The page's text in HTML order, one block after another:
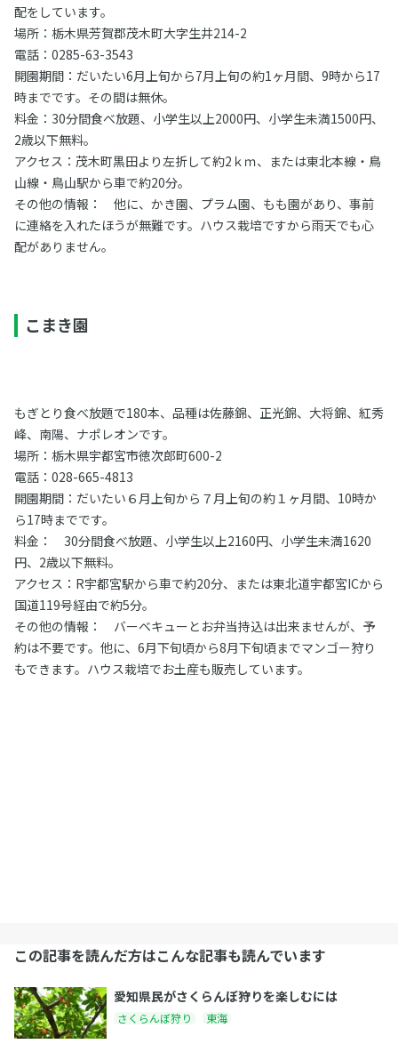
配をしています。
場所：栃木県芳賀郡茂木町大字生井214-2
電話：0285-63-3543
開園期間：だいたい6月上旬から7月上旬の約1ヶ月間、9時から17
時までです。その間は無休。
料金：30分間食べ放題、小学生以上2000円、小学生未満1500円、
2歳以下無料。
アクセス：茂木町黒田より左折して約2ｋｍ、または東北本線・鳥
山線・鳥山駅から車で約20分。
その他の情報： 他に、かき園、プラム園、もも園があり、事前
に連絡を入れたほうが無難です。ハウス栽培ですから雨天でも心
配がありません。
こまき園
もぎとり食べ放題で180本、品種は佐藤錦、正光錦、大将錦、紅秀
峰、南陽、ナポレオンです。
場所：栃木県宇都宮市徳次郎町600-2
電話：028-665-4813
開園期間：だいたい６月上旬から７月上旬の約１ヶ月間、10時か
ら17時までです。
料金： 30分間食べ放題、小学生以上2160円、小学生未満1620
円、2歳以下無料。
アクセス：R宇都宮駅から車で約20分、または東北道宇都宮ICから
国道119号経由で約5分。
その他の情報： バーベキューとお弁当持込は出来ませんが、予
約は不要です。他に、6月下旬頃から8月下旬頃までマンゴー狩り
もできます。ハウス栽培でお土産も販売しています。
この記事を読んだ方はこんな記事も読んでいます
愛知県民がさくらんぼ狩りを楽しむには
さくらんぼ狩り 東海